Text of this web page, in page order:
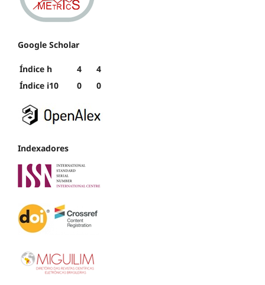
Google Scholar
Índice h 4
4
Índice i10
0 0
Indexadores